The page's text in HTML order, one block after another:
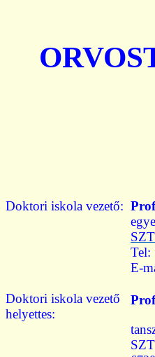
Doktori iskola vezető:
Tel:
E-
Doktori iskola vezető
helyettes: